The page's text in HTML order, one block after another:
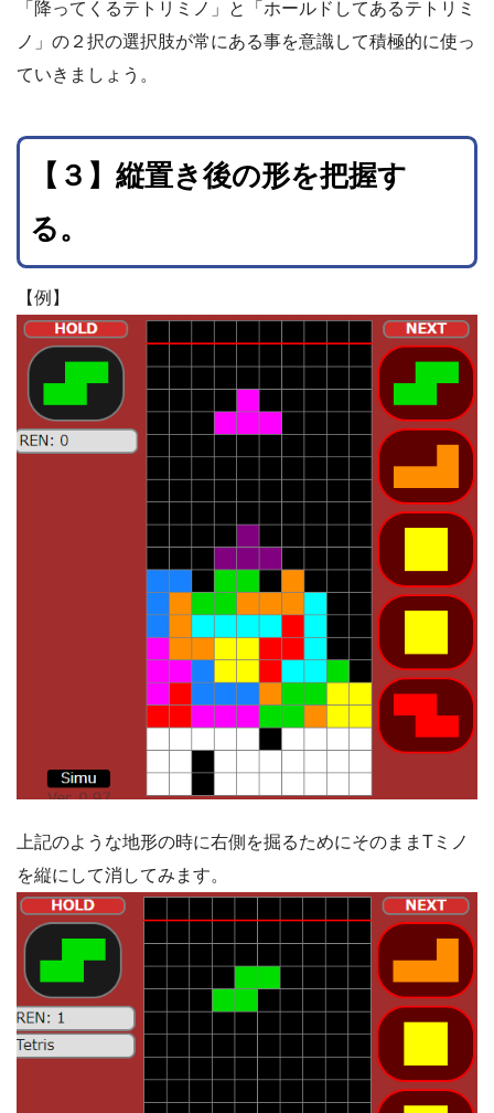
「降ってくるテトリミノ」と「ホールドしてあるテトリミ
ノ」の２択の選択肢が常にある事を意識して積極的に使っ
ていきましょう。
【３】縦置き後の形を把握す
る。
【例】
上記のような地形の時に右側を掘るためにそのままTミノ
を縦にして消してみます。